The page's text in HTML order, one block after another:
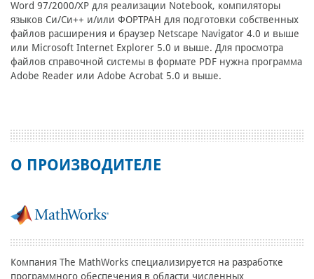
Word 97/2000/XP для реализации Notebook, компиляторы
языков Cи/Cи++ и/или ФОРТРАН для подготовки собственных
файлов расширения и браузер Netscape Navigator 4.0 и выше
или Microsoft Internet Explorer 5.0 и выше. Для просмотра
файлов справочной системы в формате PDF нужна программа
Adobe Reader или Adobe Acrobat 5.0 и выше.
О ПРОИЗВОДИТЕЛЕ
Компания The MathWorks специализируется на разработке
программного обеспечения в области численных